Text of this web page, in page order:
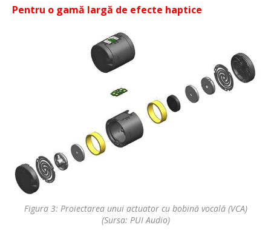
Pentru o gamă largă de efecte haptice
Figura 3: Proiectarea unui actuator cu bobină vocală (VCA)
(Sursa: PUI Audio)